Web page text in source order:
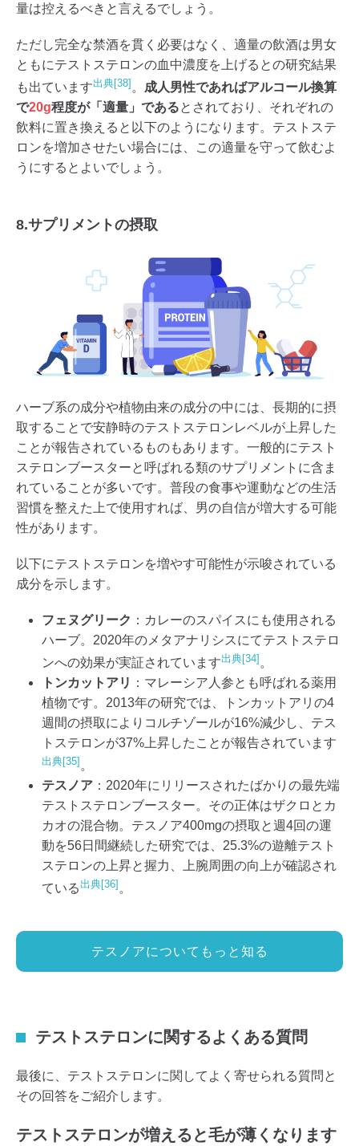
量は控えるべきと言えるでしょう。
ただし完全な禁酒を貫く必要はなく、適量の飲酒は男女
ともにテストステロンの血中濃度を上げるとの研究結果
も出ています出典[38] 。 成人男性であればアルコール換算
で20g程度が「適量」であるとされており、それぞれの
飲料に置き換えると以下のようになります。テストステ
ロンを増加させたい場合には、この適量を守って飲むよ
うにするとよいでしょう。
8.サプリメントの摂取
ハーブ系の成分や植物由来の成分の中には、長期的に摂
取することで安静時のテストステロンレベルが上昇した
ことが報告されているものもあります。一般的にテスト
ステロンブースターと呼ばれる類のサプリメントに含ま
れていることが多いです。普段の食事や運動などの生活
習慣を整えた上で使用すれば、男の自信が増大する可能
性があります。
以下にテストステロンを増やす可能性が示唆されている
成分を示します。
フェヌグリーク ：カレーのスパイスにも使用される
ハーブ。2020年のメタアナリシスにてテストステロ
ンへの効果が実証されています出典[34] 。
トンカットアリ ：マレーシア人参とも呼ばれる薬用
植物です。2013年の研究では、トンカットアリの4
週間の摂取によりコルチゾールが16%減少し、テス
トステロンが37%上昇したことが報告されています
出典[35] 。
テスノア ：2020年にリリースされたばかりの最先端
テストステロンブースター。その正体はザクロとカ
カオの混合物。テスノア400mgの摂取と週4回の運
動を56日間継続した研究では、25.3%の遊離テスト
ステロンの上昇と握力、上腕周囲の向上が確認され
ている出典[36] 。
テスノアについてもっと知る
テストステロンに関するよくある質問
最後に、テストステロンに関してよく寄せられる質問と
その回答をご紹介します。
テストステロンが増えると毛が薄くなります